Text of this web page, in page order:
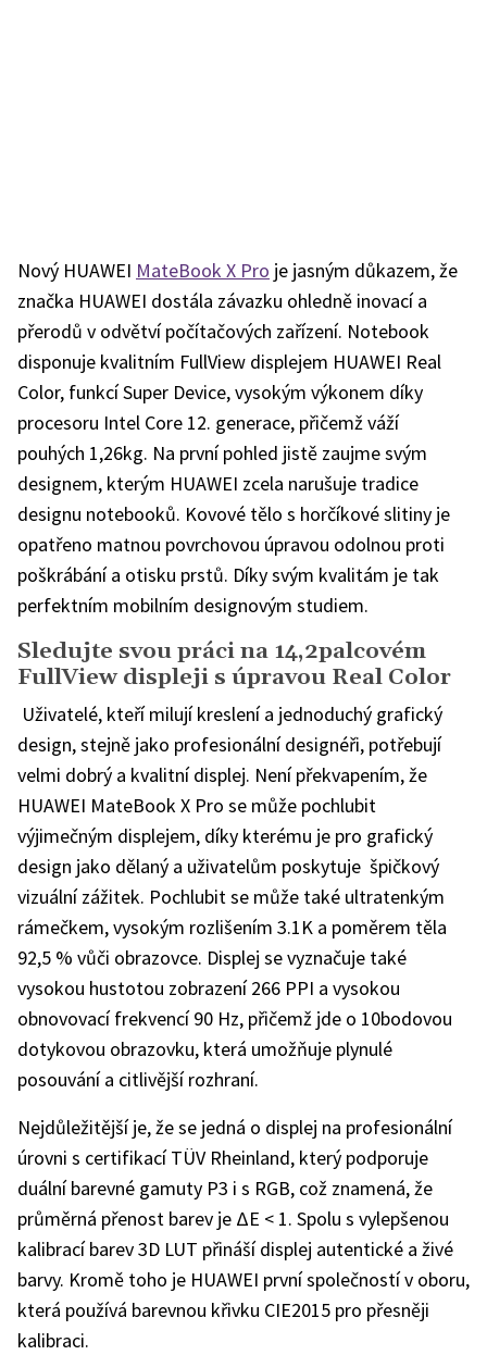
Nový HUAWEI MateBook X Pro je jasným důkazem, že
značka HUAWEI dostála závazku ohledně inovací a
přerodů v odvětví počítačových zařízení. Notebook
disponuje kvalitním FullView displejem HUAWEI Real
Color, funkcí Super Device, vysokým výkonem díky
procesoru Intel Core 12. generace, přičemž váží
pouhých 1,26kg. Na první pohled jistě zaujme svým
designem, kterým HUAWEI zcela narušuje tradice
designu notebooků. Kovové tělo s horčíkové slitiny je
opatřeno matnou povrchovou úpravou odolnou proti
poškrábání a otisku prstů. Díky svým kvalitám je tak
perfektním mobilním designovým studiem.
Sledujte svou práci na 14,2palcovém
FullView displeji s úpravou Real Color
Uživatelé, kteří milují kreslení a jednoduchý grafický
design, stejně jako profesionální designéři, potřebují
velmi dobrý a kvalitní displej. Není překvapením, že
HUAWEI MateBook X Pro se může pochlubit
výjimečným displejem, díky kterému je pro grafický
design jako dělaný a uživatelům poskytuje špičkový
vizuální zážitek. Pochlubit se může také ultratenkým
rámečkem, vysokým rozlišením 3.1K a poměrem těla
92,5 % vůči obrazovce. Displej se vyznačuje také
vysokou hustotou zobrazení 266 PPI a vysokou
obnovovací frekvencí 90 Hz, přičemž jde o 10bodovou
dotykovou obrazovku, která umožňuje plynulé
posouvání a citlivější rozhraní.
Nejdůležitější je, že se jedná o displej na profesionální
úrovni s certifikací TÜV Rheinland, který podporuje
duální barevné gamuty P3 i s RGB, což znamená, že
průměrná přenost barev je ΔE < 1. Spolu s vylepšenou
kalibrací barev 3D LUT přináší displej autentické a živé
barvy. Kromě toho je HUAWEI první společností v oboru,
která používá barevnou křivku CIE2015 pro přesněji
kalibraci.